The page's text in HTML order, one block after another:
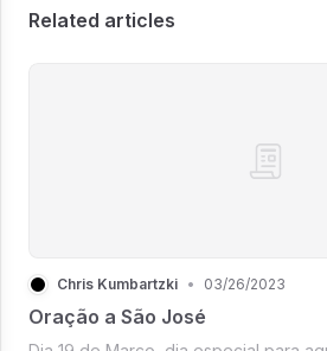
Related articles
Chris Kumbartzki • 03/26/2023
Oração a São José